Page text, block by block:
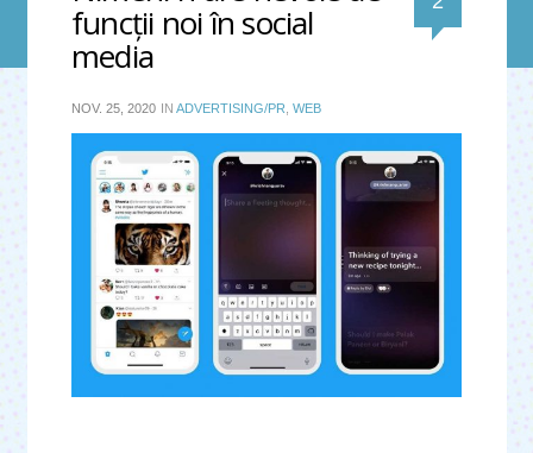
funcţii noi în social
media
NOV. 25, 2020 IN ADVERTISING/PR WEB